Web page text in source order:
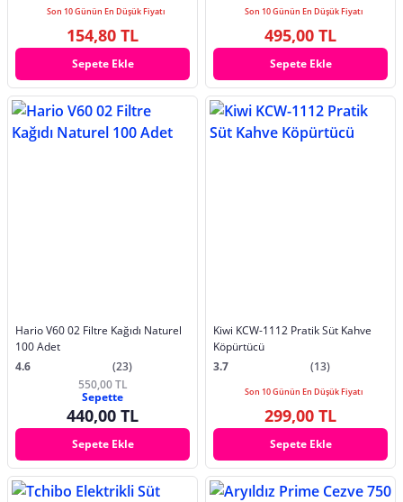
Son 10 Günün En Düşük Fiyatı
154,80 TL
Sepete Ekle
Son 10 Günün En Düşük Fiyatı
495,00 TL
Sepete Ekle
Hario V60 02 Filtre Kağıdı Naturel
100 Adet
4.6
(23)
550,00 TL
Sepette
440,00 TL
Sepete Ekle
Kiwi KCW-1112 Pratik Süt Kahve
Köpürtücü
3.7
(13)
Son 10 Günün En Düşük Fiyatı
299,00 TL
Sepete Ekle